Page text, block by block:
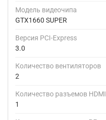
Модель видеочипа
GTX1660 SUPER
Версия PCI-Express
3.0
Количество вентиляторов
2
Количество разъемов HDMI
1